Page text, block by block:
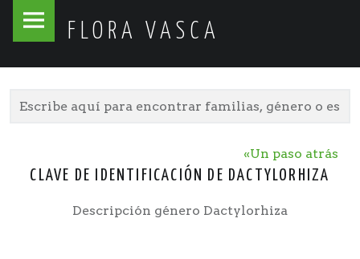
FLORA VASCA
Flora
Skip
«Un paso atrás
CLAVE DE IDENTIFICACIÓN DE DACTYLORHIZA
Descripción género Dactylorhiza